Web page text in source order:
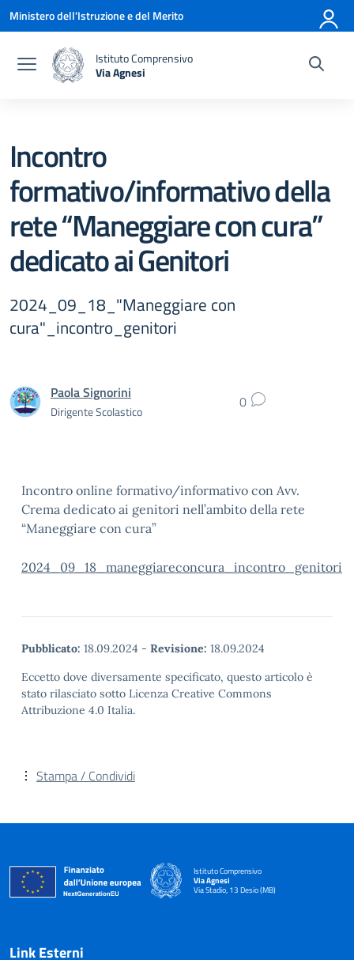
Vai ai contenuti
Vai al menu di navigazione
Vai al footer
Ministero dell'Istruzione e del Merito
Istituto Comprensivo
Via Agnesi
— Visita la pagina iniziale della scuola
Incontro
formativo/informativo della
rete “Maneggiare con cura”
dedicato ai Genitori
2024_09_18_"Maneggiare con
cura"_incontro_genitori
Paola Signorini
Dirigente Scolastico 0
Incontro online formativo/informativo con Avv.
Crema dedicato ai genitori nell’ambito della rete
“Maneggiare con cura”
2024_09_18_maneggiareconcura_incontro_genitori
Pubblicato: 18.09.2024 - Revisione: 18.09.2024
Eccetto dove diversamente specificato, questo articolo è
stato rilasciato sotto Licenza Creative Commons
Attribuzione 4.0 Italia.
Stampa / Condividi
Istituto Comprensivo
Via Agnesi
Via Stadio, 13 Desio (MB)
— Visita la pagina iniziale della scuola
Link Esterni